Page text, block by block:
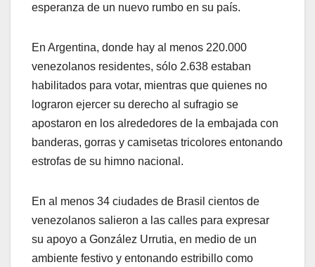
esperanza de un nuevo rumbo en su país.
En Argentina, donde hay al menos 220.000
venezolanos residentes, sólo 2.638 estaban
habilitados para votar, mientras que quienes no
lograron ejercer su derecho al sufragio se
apostaron en los alrededores de la embajada con
banderas, gorras y camisetas tricolores entonando
estrofas de su himno nacional.
En al menos 34 ciudades de Brasil cientos de
venezolanos salieron a las calles para expresar
su apoyo a González Urrutia, en medio de un
ambiente festivo y entonando estribillo como